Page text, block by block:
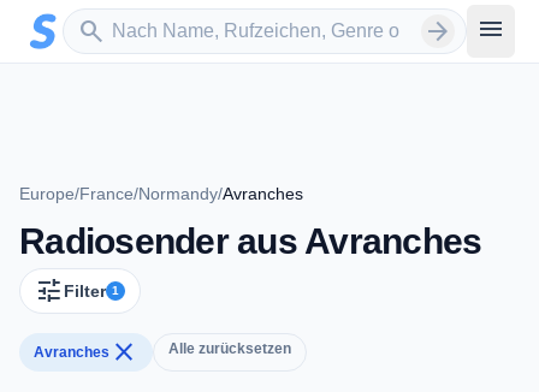
Zum Hauptinhalt springen
search
Sender suchen arrow_forward menu
Europe/France/Normandy/Avranches
Radiosender aus Avranches
tune Filter 1
Avranches close Alle zurücksetzen